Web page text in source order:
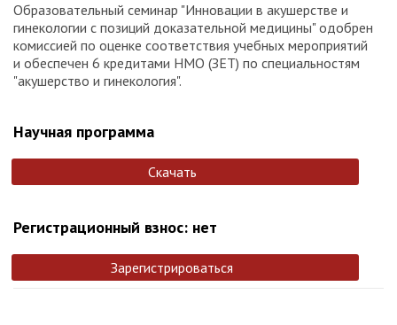
Образовательный семинар "Инновации в акушерстве и
гинекологии с позиций доказательной медицины" одобрен
комиссией по оценке соответствия учебных мероприятий
и обеспечен 6 кредитами НМО (ЗЕТ) по специальностям
"акушерство и гинекология".
Научная программа
Скачать
Регистрационный взнос: нет
Зарегистрироваться